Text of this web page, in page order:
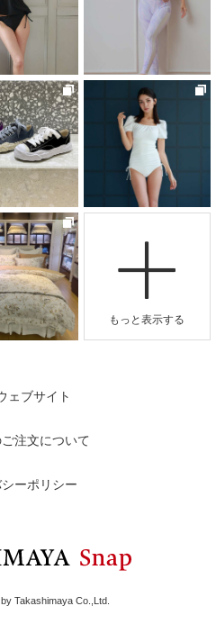
ェブサイト
注文について
ーポリシー
Takashimaya Co.,Ltd.